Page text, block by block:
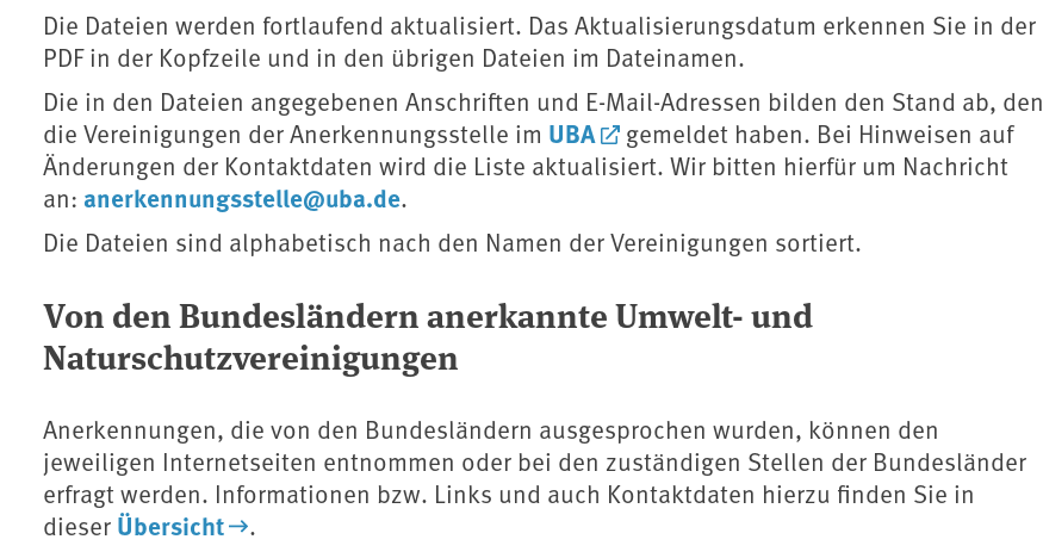
Die Dateien werden fortlaufend aktualisiert. Das Aktualisierungsdatum erkennen Sie in der
PDF in der Kopfzeile und in den übrigen Dateien im Dateinamen.
Die in den Dateien angegebenen Anschriften und E-Mail-Adressen bilden den Stand ab, den
die Vereinigungen der Anerkennungsstelle im UBA
gemeldet haben. Bei Hinweisen auf
Änderungen der Kontaktdaten wird die Liste aktualisiert. Wir bitten hierfür um Nachricht
an: anerkennungsstelle@uba.de.
Die Dateien sind alphabetisch nach den Namen der Vereinigungen sortiert.
Von den Bundesländern anerkannte Umwelt- und
Naturschutzvereinigungen
Anerkennungen, die von den Bundesländern ausgesprochen wurden, können den
jeweiligen Internetseiten entnommen oder bei den zuständigen Stellen der Bundesländer
erfragt werden. Informationen bzw. Links und auch Kontaktdaten hierzu finden Sie in
dieser Übersicht .